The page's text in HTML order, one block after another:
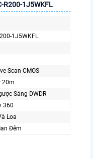
R200-1J5WKFL
1J5WKFL
Scan CMOS
20m
Sáng DWDR
360
Loa
Ðêm